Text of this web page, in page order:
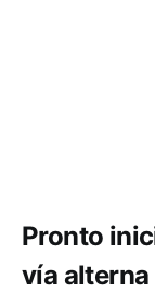
Pronto
vía alterna